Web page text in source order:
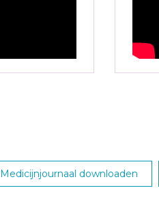
Medicijnjournaal downloaden